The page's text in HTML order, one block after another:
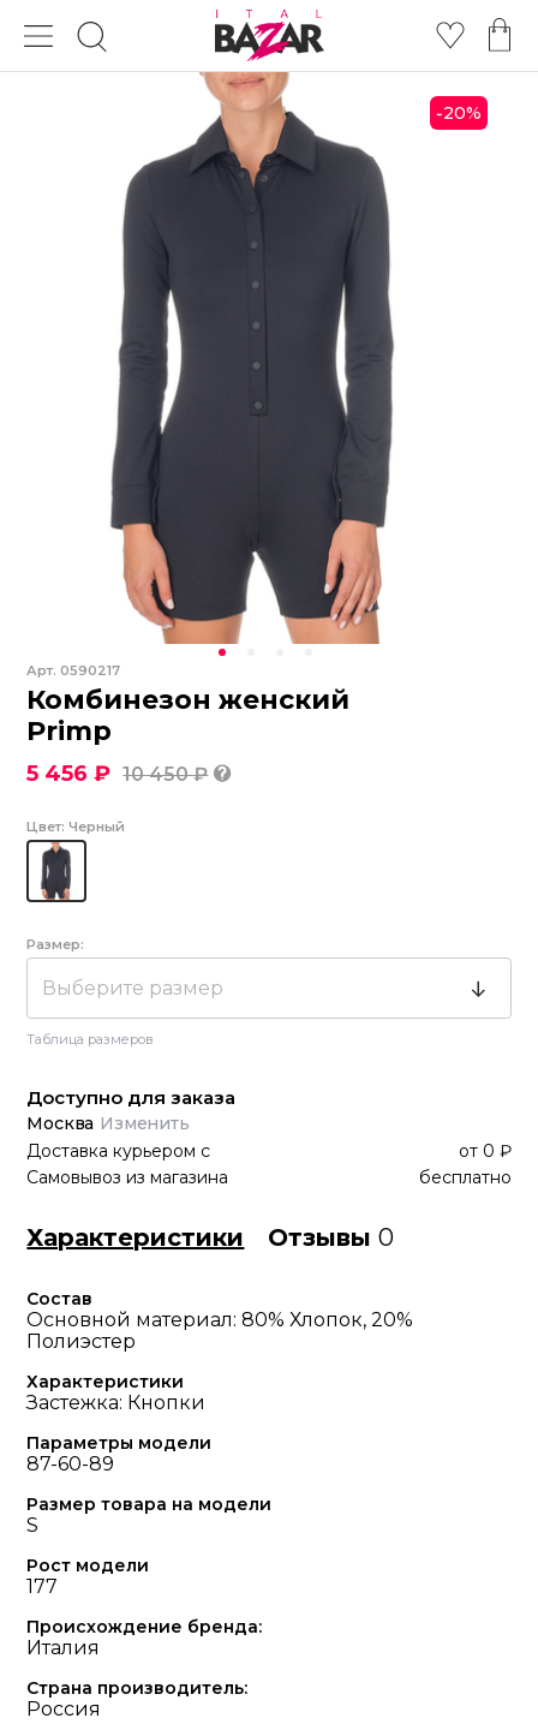
-20%
Арт.0590217
Комбинезон женский
Primp
5 456 ₽ 10 450 ₽
Цвет: Черный
Размер:
Выберите размер
Таблица размеров
Доступно для заказа
Москва Изменить
Доставка курьером с от 0 ₽
Самовывоз из магазина
бесплатно
Характеристики Отзывы0
Состав
Основной материал: 80% Хлопок, 20%
Полиэстер
Характеристики
Застежка: Кнопки
Параметры модели
87-60-89
Размер товара на модели
S
Рост модели
177
Происхождение бренда:
Италия
Страна производитель:
Россия